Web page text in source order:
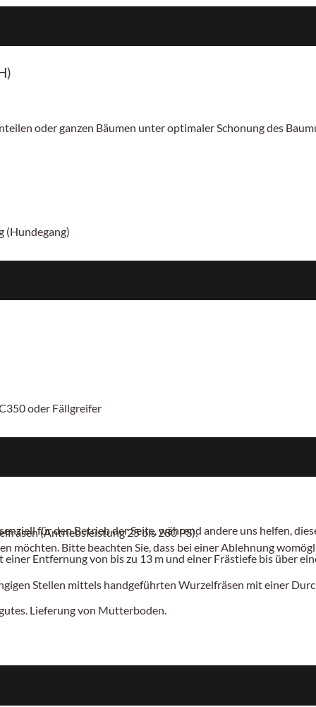
oder ganzen Bäumen unter optimaler Schonung des
(Hundegang)
oder Fällgreifer
(Antriebsleistung 25 bis 280 PS).
Entfernung von bis zu 13 m und einer Frästiefe bis über
Stellen mittels handgeführten Wurzelfräsen mit einer
Lieferung von Mutterboden.
für den Betrieb der Seite, während andere uns helfen,
möchten. Bitte beachten Sie, dass bei einer Ablehnung